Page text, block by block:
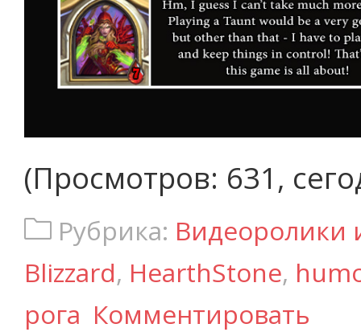
(Просмотров: 631,
Рубрика: Видеоролики
Blizzard, HearthStone,
рога Комментировать